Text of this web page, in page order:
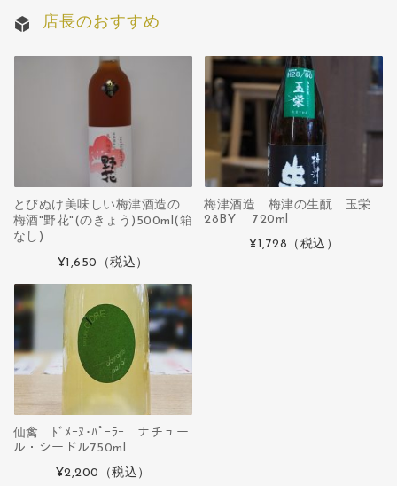
店長のおすすめ
とびぬけ美味しい梅津酒造の
梅酒"野花"(のきょう)500ml(箱
なし)
¥1,650
（税込）
梅津酒造 梅津の生酛 玉栄
28BY 720ml
¥1,728 （税込）
仙禽 ﾄﾞﾒｰﾇ･ﾊﾟｰﾗｰ ナチュー
ル・シードル750ml
¥2,200
（税込）